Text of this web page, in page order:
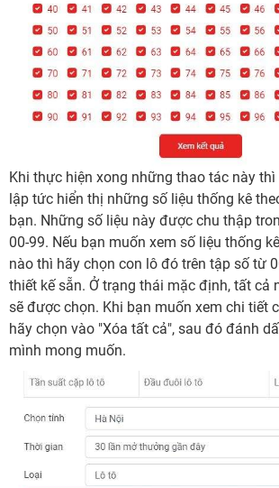
Khi thực hiện xong những thao tác này thì
lập tức hiển thị những số liệu thống kê
bạn. Những số liệu này được chu thập
00-99. Nếu bạn muốn xem số liệu thống
nào thì hãy chọn con lô đó trên tập số từ
thiết kế sẵn. Ở trạng thái mặc định, tất cả
sẽ được chọn. Khi bạn muốn xem chi tiết
hãy chọn vào "Xóa tất cả", sau đó đánh
mình mong muốn.